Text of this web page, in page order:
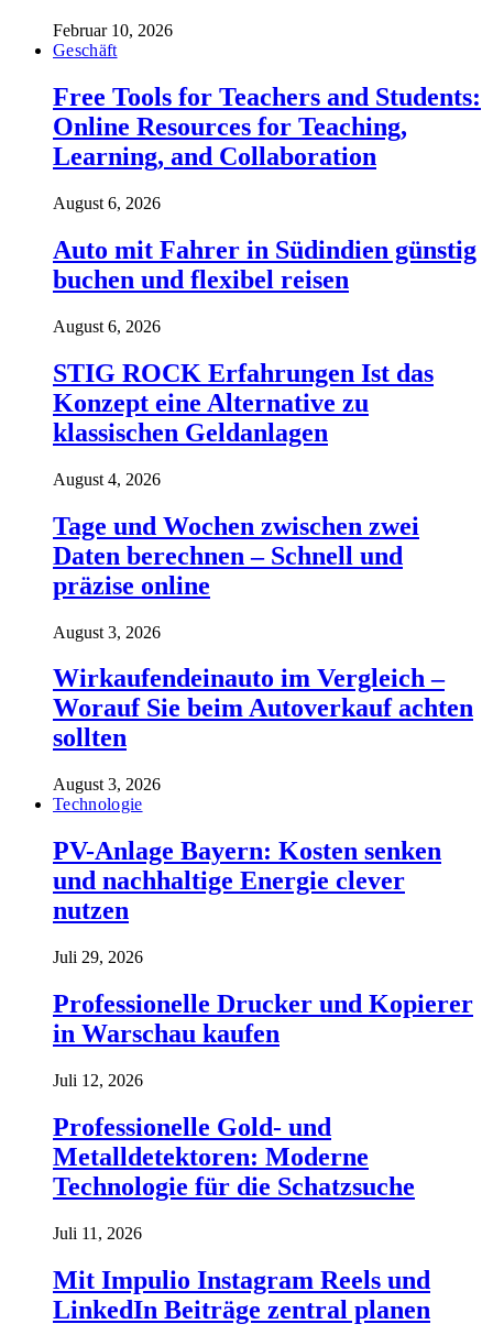
Februar 10, 2026
Geschäft
Free Tools for Teachers and Students:
Online Resources for Teaching,
Learning, and Collaboration
August 6, 2026
Auto mit Fahrer in Südindien günstig
buchen und flexibel reisen
August 6, 2026
STIG ROCK Erfahrungen Ist das
Konzept eine Alternative zu
klassischen Geldanlagen
August 4, 2026
Tage und Wochen zwischen zwei
Daten berechnen – Schnell und
präzise online
August 3, 2026
Wirkaufendeinauto im Vergleich –
Worauf Sie beim Autoverkauf achten
sollten
August 3, 2026
Technologie
PV-Anlage Bayern: Kosten senken
und nachhaltige Energie clever
nutzen
Juli 29, 2026
Professionelle Drucker und Kopierer
in Warschau kaufen
Juli 12, 2026
Professionelle Gold- und
Metalldetektoren: Moderne
Technologie für die Schatzsuche
Juli 11, 2026
Mit Impulio Instagram Reels und
LinkedIn Beiträge zentral planen